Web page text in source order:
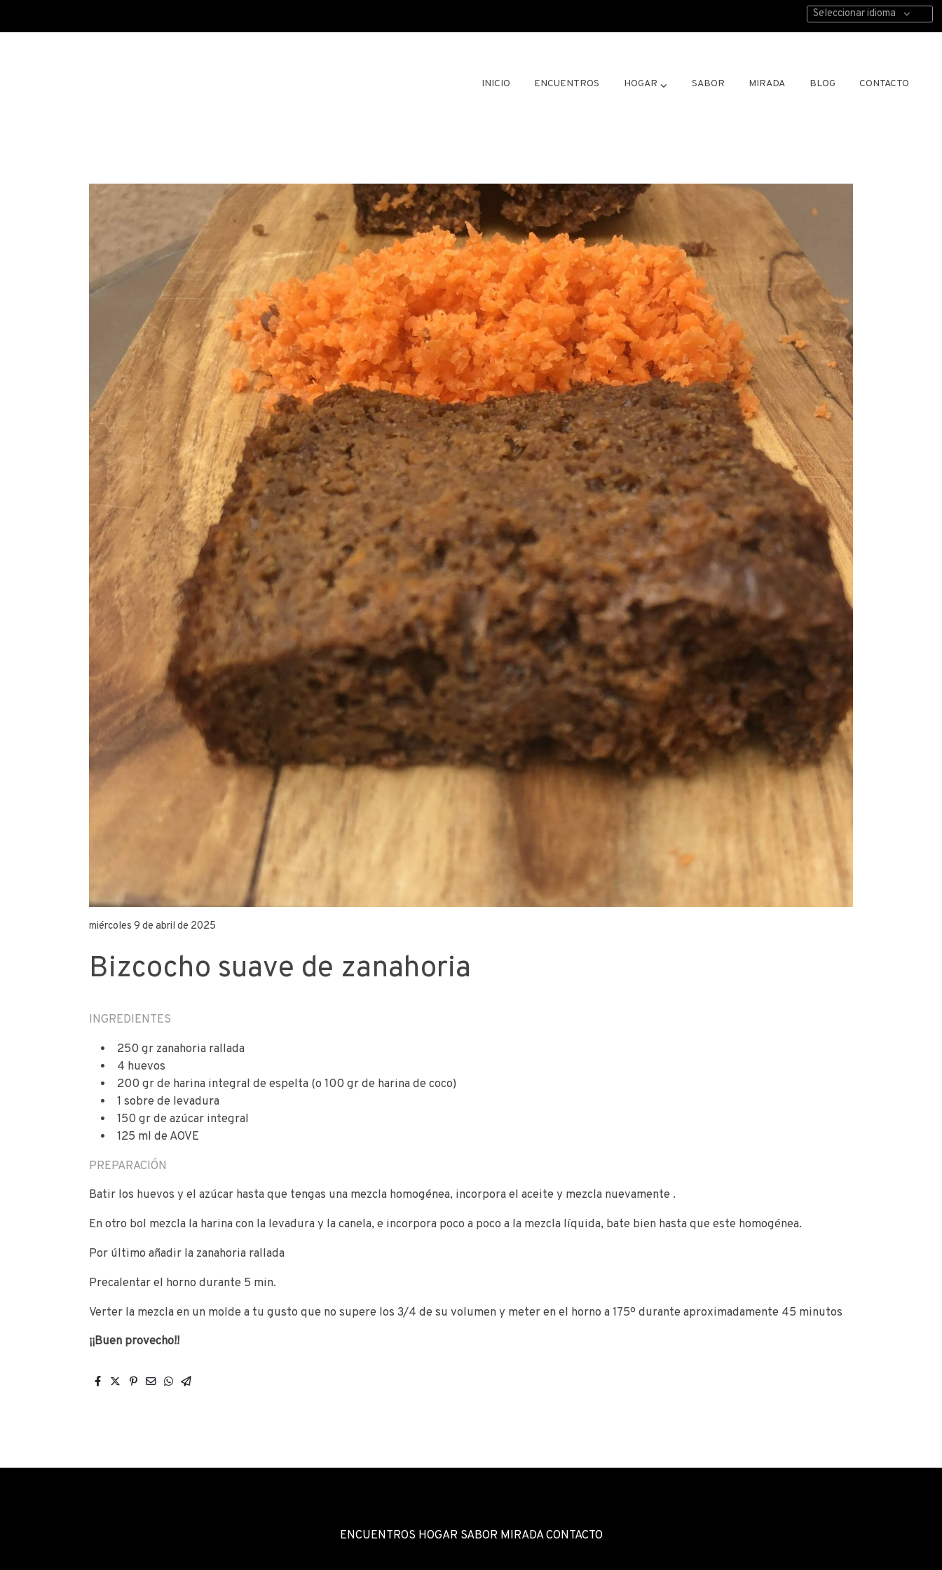
Seleccionar idioma
INICIO ENCUENTROS HOGAR SABOR MIRADA BLOG CONTACTO
miércoles 9 de abril de 2025
Bizcocho suave de zanahoria
INGREDIENTES
250 gr zanahoria rallada
4 huevos
200 gr de harina integral de espelta (o 100 gr de harina de coco)
1 sobre de levadura
150 gr de azúcar integral
125 ml de AOVE
PREPARACIÓN
Batir los huevos y el azúcar hasta que tengas una mezcla homogénea, incorpora el aceite y mezcla nuevamente .
En otro bol mezcla la harina con la levadura y la canela, e incorpora poco a poco a la mezcla líquida, bate bien hasta que este homogénea.
Por último añadir la zanahoria rallada
Precalentar el horno durante 5 min.
Verter la mezcla en un molde a tu gusto que no supere los 3/4 de su volumen y meter en el horno a 175º durante aproximadamente 45 minutos
¡¡Buen provecho!!
ENCUENTROS HOGAR SABOR MIRADA CONTACTO